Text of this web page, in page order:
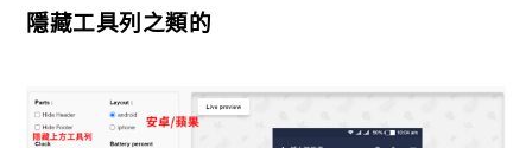
隱藏工具列之類的